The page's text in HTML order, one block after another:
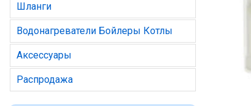
Шланги
Водонагреватели Бойлеры Котлы
Аксессуары
Распродажа